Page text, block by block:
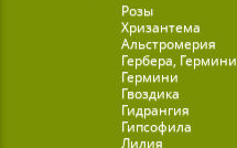
Розы
Хризантема
Альстромерия
Гербера, Гермини
Гермини
Гвоздика
Гидрангия
Гипсофила
Лилия